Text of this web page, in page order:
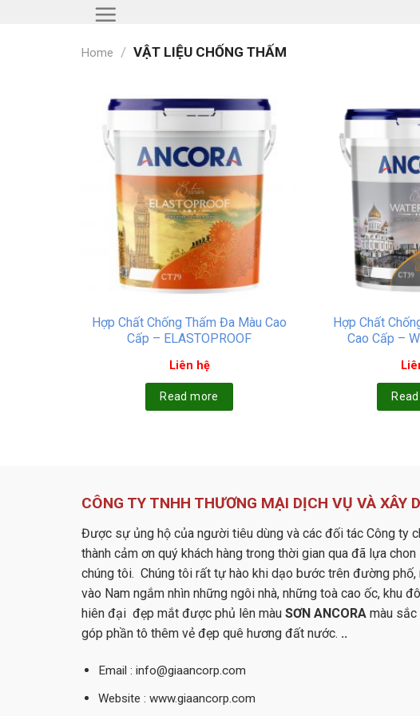
Home / VẬT LIỆU CHỐNG THẤM
Hợp Chất Chống Thấm Đa Màu Cao
Cấp – ELASTOPROOF
Liên hệ
Read more
Hợp Chất
Cao Cấp –
CÔNG TY TNHH THƯƠNG MẠI DỊCH VỤ VÀ XÂY
Được sự ủng hộ của người tiêu dùng và các đối tác Công ty
thành cảm ơn quý khách hàng trong thời gian qua đã lựa
chúng tôi. Chúng tôi rất tự hào khi dạo bước trên đường phố,
vào Nam ngắm nhìn những ngôi nhà, những toà cao ốc, khu
hiên đại đẹp mắt được phủ lên màu SƠN ANCORA màu sắc
góp phần tô thêm vẻ đẹp quê hương đất nước. ..
Email : info@giaancorp.com
Website : www.giaancorp.com